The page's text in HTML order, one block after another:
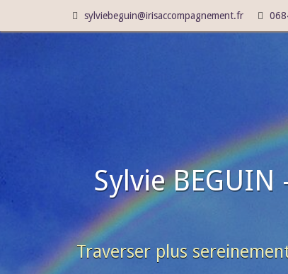
sylviebeguin@irisaccompagnement.fr
Sylvie
Traverser plus